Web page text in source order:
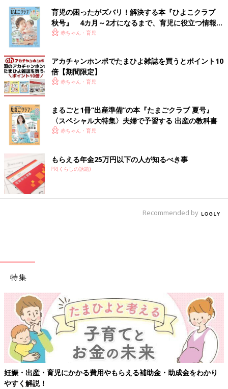
育児の困ったがズバリ！解決する本『ひよこクラブ
秋号』 4カ月～2才になるまで、育児に役立つ情報が
いっぱい！
赤ちゃん・育児
アカチャンホンポでたまひよ雑誌を買うとポイント10
倍【期間限定】
赤ちゃん・育児
まるごと1冊“出産準備”の本『たまごクラブ 夏号』
〈スペシャル大特集〉夫婦で予習する 出産の教科書
赤ちゃん・育児
もらえる年金25万円以下の人が知るべき事
PR(くらしの話題)
Recommended by
特集
妊娠・出産・育児にかかる費用やもらえる補助金・助成金をわかり
やすく解説！